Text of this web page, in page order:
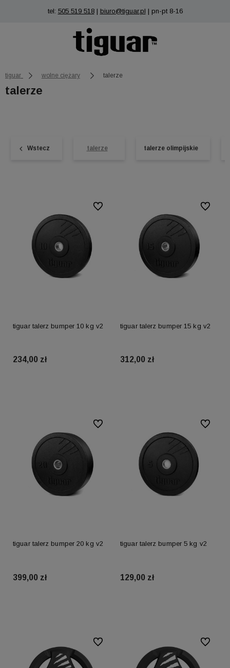
tel: 505 519 518| biuro@tiguar.pl | pn-pt 8-16
tiguar wolne ciężary talerze
talerze
Wstecz talerze talerze olimpijskie
tiguar talerz bumper 10 kg v2
234,00 zł
Do ulubionych
tiguar talerz bumper 15 kg v2
312,00 zł
Do
tiguar talerz bumper 20 kg v2
399,00 zł
Do ulubionych
tiguar talerz bumper 5 kg v2
129,00 zł
Do
Do ulubionych Do